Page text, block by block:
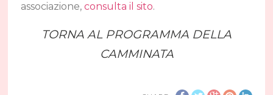
associazione,consulta il sito.
TORNA AL PROGRAMMA DELLA
CAMMINATA